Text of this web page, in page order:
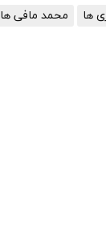
ها محمد مافی ها